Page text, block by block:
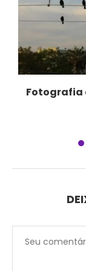
Fotografia